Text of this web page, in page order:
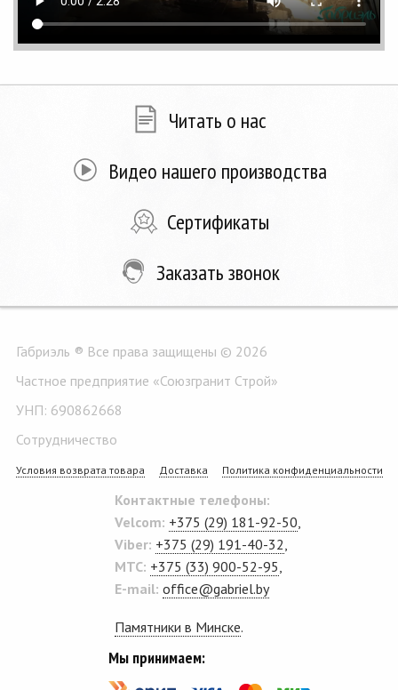
Читать о нас
Видео нашего производства
Сертификаты
Заказать звонок
Габриэль ® Все права защищены © 2026
Частное предприятие «Союзгранит Строй»
УНП: 690862668
Сотрудничество
Условия возврата товара Доставка Политика конфиденциальности
Контактные телефоны:
Velcom: +375 (29) 181-92-50
Viber: +375 (29) 191-40-32
MTC: +375 (33) 900-52-95
E-mail: office@gabriel.by
Памятники в Минске.
Мы принимаем: